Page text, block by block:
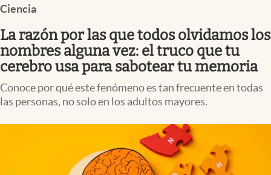
Pc y celular
Vida y estilo
Tv
Mediakit
Ciencia
La razón por las que todos olvidamos los
nombres alguna vez: el truco que tu
cerebro usa para sabotear tu memoria
Conoce por qué este fenómeno es tan frecuente en todas
las personas, no solo en los adultos mayores.